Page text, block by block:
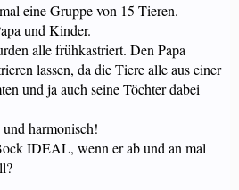
eine Gruppe von 15 Tieren.
und Kinder.
alle frühkastriert. Den Papa
lassen, da die Tiere alle aus einer
und ja auch seine Töchter dabei
harmonisch!
IDEAL, wenn er ab und an mal